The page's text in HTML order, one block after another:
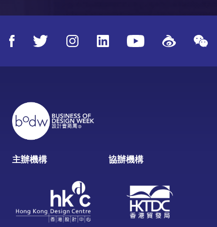
主辦機構 協辦機構